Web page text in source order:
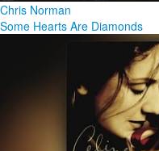
Chris Norman
Some Hearts Are Diamonds